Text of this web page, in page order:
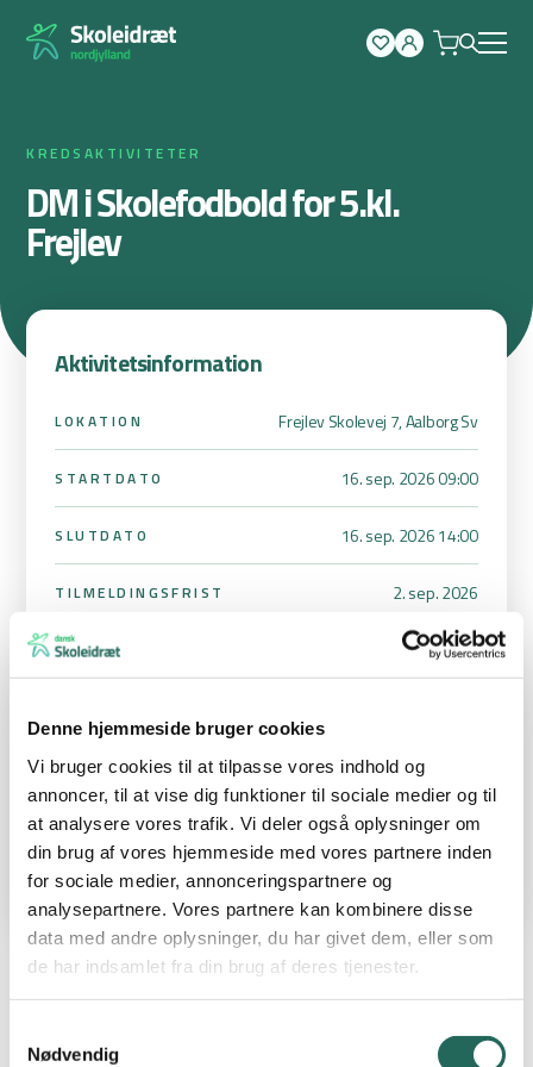
Denne hjemmeside bruger cookies
Vi bruger cookies til at tilpasse vores indhold og
annoncer, til at vise dig funktioner til sociale medier og til
at analysere vores trafik. Vi deler også oplysninger om
din brug af vores hjemmeside med vores partnere inden
for sociale medier, annonceringspartnere og
analysepartnere. Vores partnere kan kombinere disse
data med andre oplysninger, du har givet dem, eller som
de har indsamlet fra din brug af deres tjenester.
Nødvendig
KREDSAKTIVITETER
DM i Skolefodbold for 5.kl.
Frejlev
Aktivitetsinformation
LOKATION Frejlev Skolevej 7, Aalborg Sv
STARTDATO 16. sep. 2026 09:00
SLUTDATO 16. sep. 2026 14:00
TILMELDINGSFRIST 2. sep. 2026
KLASSE 5. klasse
Chri34c1@freskonet.dk
25121301
DM i Skolefodbold 5. årgang
DM i Skolefodbold er for landets 5. klasse-elever. Vi afvikler hvert